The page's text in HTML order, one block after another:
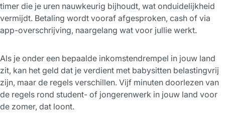
timer die je uren nauwkeurig bijhoudt, wat onduidelijkheid
vermijdt. Betaling wordt vooraf afgesproken, cash of via
app-overschrijving, naargelang wat voor jullie werkt.
Als je onder een bepaalde inkomstendrempel in jouw land
zit, kan het geld dat je verdient met babysitten belastingvrij
zijn, maar de regels verschillen. Vijf minuten doorlezen van
de regels rond student- of jongerenwerk in jouw land voor
de zomer, dat loont.